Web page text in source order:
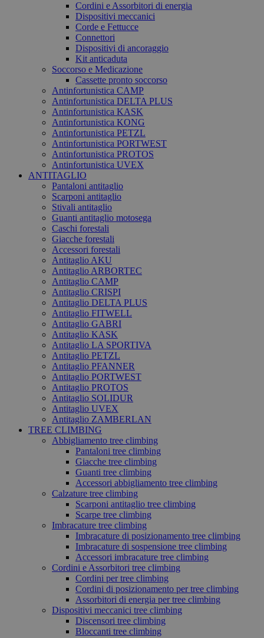
Cordini e Assorbitori di energia
Dispositivi meccanici
Corde e Fettucce
Connettori
Dispositivi di ancoraggio
Kit anticaduta
Soccorso e Medicazione
Cassette pronto soccorso
Antinfortunistica CAMP
Antinfortunistica DELTA PLUS
Antinfortunistica KASK
Antinfortunistica KONG
Antinfortunistica PETZL
Antinfortunistica PORTWEST
Antinfortunistica PROTOS
Antinfortunistica UVEX
ANTITAGLIO
Pantaloni antitaglio
Scarponi antitaglio
Stivali antitaglio
Guanti antitaglio motosega
Caschi forestali
Giacche forestali
Accessori forestali
Antitaglio AKU
Antitaglio ARBORTEC
Antitaglio CAMP
Antitaglio CRISPI
Antitaglio DELTA PLUS
Antitaglio FITWELL
Antitaglio GABRI
Antitaglio KASK
Antitaglio LA SPORTIVA
Antitaglio PETZL
Antitaglio PFANNER
Antitaglio PORTWEST
Antitaglio PROTOS
Antitaglio SOLIDUR
Antitaglio UVEX
Antitaglio ZAMBERLAN
TREE CLIMBING
Abbigliamento tree climbing
Pantaloni tree climbing
Giacche tree climbing
Guanti tree climbing
Accessori abbigliamento tree climbing
Calzature tree climbing
Scarponi antitaglio tree climbing
Scarpe tree climbing
Imbracature tree climbing
Imbracature di posizionamento tree climbing
Imbracature di sospensione tree climbing
Accessori imbracature tree climbing
Cordini e Assorbitori tree climbing
Cordini per tree climbing
Cordini di posizionamento per tree climbing
Assorbitori di energia per tree climbing
Dispositivi meccanici tree climbing
Discensori tree climbing
Bloccanti tree climbing